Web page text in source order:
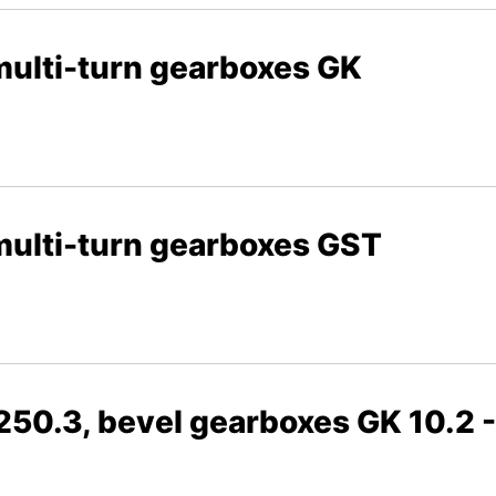
turn gearboxes GK
turn gearboxes GST
bevel gearboxes GK 10.2